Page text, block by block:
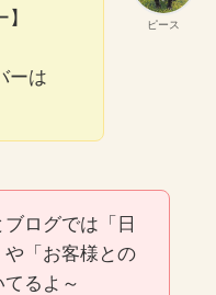
ピース
ーは
ログでは「日
「お客様との
るよ～